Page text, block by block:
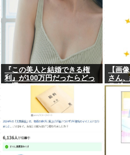
『この美人と結婚できる権
利』が100万円だったらどっ
ち選ぶwww
【画
さん
ラダ